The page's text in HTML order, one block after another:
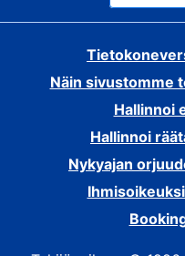
Näin sivustomme
Hallinnoi
Hallinnoi
Nykyajan